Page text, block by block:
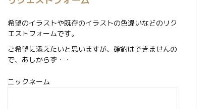
希望のイラストや既存のイラストの色違いなどのリク
エストフォームです。
ご希望に添えたいと思いますが、確約はできませんの
で、あしからず・・
ニックネーム